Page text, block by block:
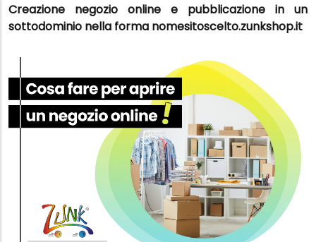
Creazione negozio online e pubblicazione in un
sottodominio nella forma nomesitoscelto.zunkshop.it